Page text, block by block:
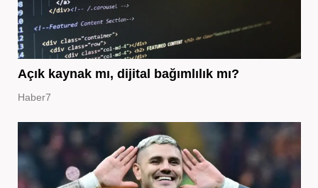
Açık kaynak mı, dijital bağımlılık mı?
Haber7